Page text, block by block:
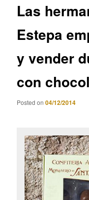
Las
Estepa
y vender
con
Posted on04/12/2014